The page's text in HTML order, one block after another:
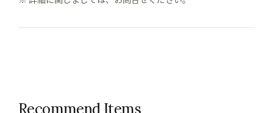
Recommend Items